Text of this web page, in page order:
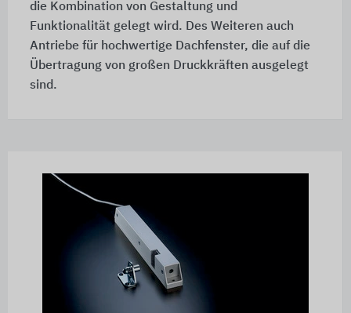
die Kombination von Gestaltung und
Funktionalität gelegt wird. Des Weiteren auch
Antriebe für hochwertige Dachfenster, die auf die
Übertragung von großen Druckkräften ausgelegt
sind.